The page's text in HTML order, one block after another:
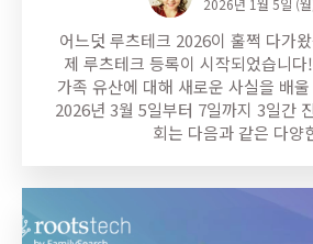
어느덧 루츠테크 2026이 훌쩍 다가
제 루츠테크 등록이 시작되었습니
가족 유산에 대해 새로운 사실을 배
2026년 3월 5일부터 7일까지 3일간
회는 다음과 같은 다